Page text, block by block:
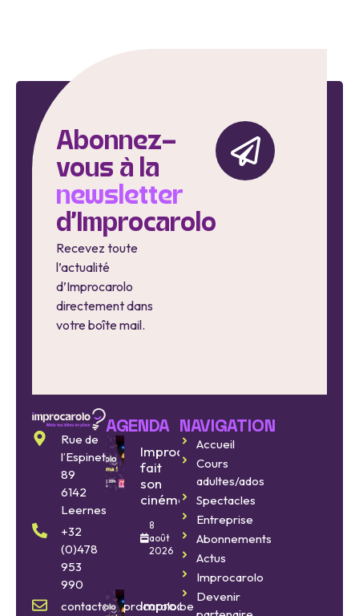
Abonnez-
vous à la
newsletter
d'Improcarolo
Recevez toute
l’actualité
d’Improcarolo
directement dans
votre boîte mail.
Rue de
l’Espinette
89
6142
Leernes
+32
(0)478
953
990
contact@improcarolo.be
AGENDA
Improcarolo
fait
son
cinéma
8
août
2026
Improcarolo
NAVIGATION
Accueil
Cours
adultes/ados
Spectacles
Entreprise
Abonnements
Actus
Improcarolo
Devenir